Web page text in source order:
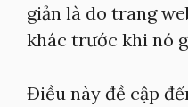
giản là do trang
khác trước khi nó
Điều này đề cập